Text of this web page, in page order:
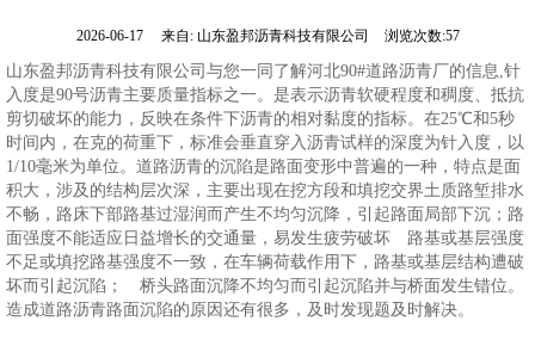
2026-06-17 来自: 山东盈邦沥青科技有限公司 浏览次数:57
山东盈邦沥青科技有限公司与您一同了解河北90#道路沥青厂的信息,针
入度是90号沥青主要质量指标之一。是表示沥青软硬程度和稠度、抵抗
剪切破坏的能力，反映在条件下沥青的相对黏度的指标。在25℃和5秒
时间内，在克的荷重下，标准会垂直穿入沥青试样的深度为针入度，以
1/10毫米为单位。道路沥青的沉陷是路面变形中普遍的一种，特点是面
积大，涉及的结构层次深，主要出现在挖方段和填挖交界土质路堑排水
不畅，路床下部路基过湿润而产生不均匀沉降，引起路面局部下沉；路
面强度不能适应日益增长的交通量，易发生疲劳破坏 路基或基层强度
不足或填挖路基强度不一致，在车辆荷载作用下，路基或基层结构遭破
坏而引起沉陷； 桥头路面沉降不均匀而引起沉陷并与桥面发生错位。
造成道路沥青路面沉陷的原因还有很多，及时发现题及时解决。